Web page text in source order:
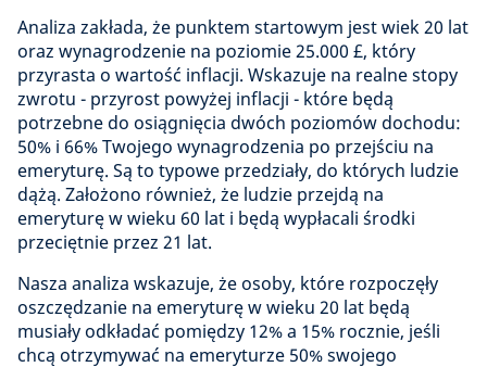
Analiza zakłada, że punktem startowym jest wiek 20 lat
oraz wynagrodzenie na poziomie 25.000 £, który
przyrasta o wartość inflacji. Wskazuje na realne stopy
zwrotu - przyrost powyżej inflacji - które będą
potrzebne do osiągnięcia dwóch poziomów dochodu:
50% i 66% Twojego wynagrodzenia po przejściu na
emeryturę. Są to typowe przedziały, do których ludzie
dążą. Założono również, że ludzie przejdą na
emeryturę w wieku 60 lat i będą wypłacali środki
przeciętnie przez 21 lat.
Nasza analiza wskazuje, że osoby, które rozpoczęły
oszczędzanie na emeryturę w wieku 20 lat będą
musiały odkładać pomiędzy 12% a 15% rocznie, jeśli
chcą otrzymywać na emeryturze 50% swojego